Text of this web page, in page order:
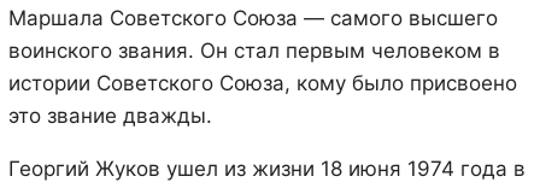
Маршала Советского Союза — самого высшего
воинского звания. Он стал первым человеком в
истории Советского Союза, кому было присвоено
это звание дважды.
Георгий Жуков ушел из жизни 18 июня 1974 года в